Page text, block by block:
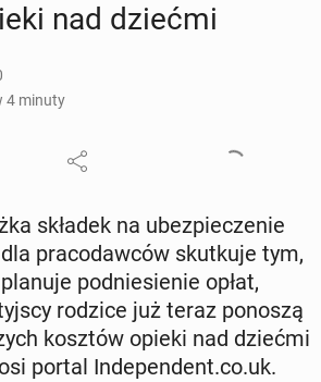
nad dziećmi
4 minuty
składek na ubez­pie­cze­nie
dla pra­co­daw­ców skut­ku­je tym,
pod­nie­sie­nie opłat,
rodzice już teraz ponoszą
kosztów opieki nad dziećmi
portal In­de­pen­dent.co.uk.